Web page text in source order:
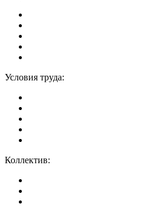
Условия труда:
Коллектив: